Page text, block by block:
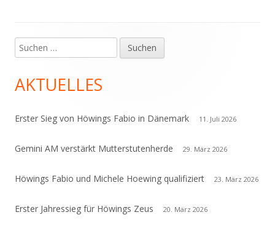
Haupt-
Seitenleiste
Suchen
nach:
AKTUELLES
Erster Sieg von Höwings Fabio in Dänemark 11. Juli 2026
Gemini AM verstärkt Mutterstutenherde 29. März 2026
Höwings Fabio und Michele Hoewing qualifiziert 23. März 2026
Erster Jahressieg für Höwings Zeus 20. März 2026